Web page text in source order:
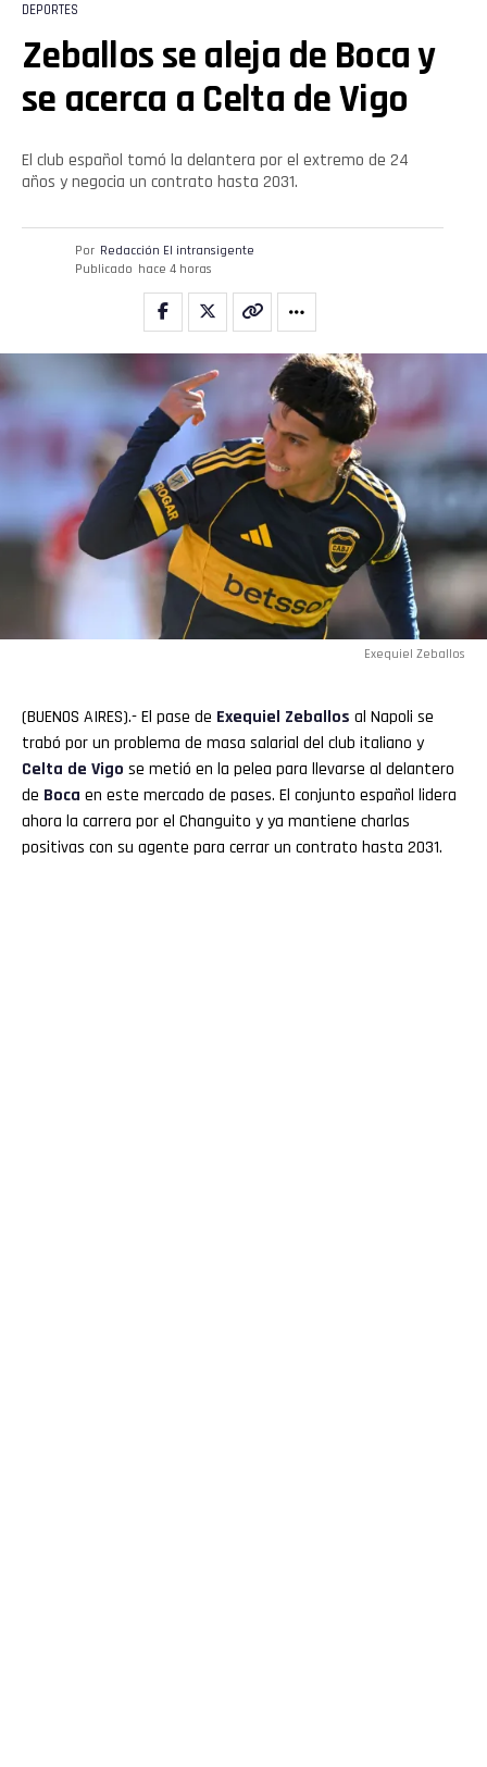
DEPORTES
Zeballos se aleja de Boca y
se acerca a Celta de Vigo
El club español tomó la delantera por el extremo de 24
años y negocia un contrato hasta 2031.
Por Redacción El intransigente
Publicado hace 4 horas
Exequiel Zeballos
(BUENOS AIRES).- El pase de Exequiel Zeballos al Napoli se
trabó por un problema de masa salarial del club italiano y
Celta de Vigo se metió en la pelea para llevarse al delantero
de Boca en este mercado de pases. El conjunto español lidera
ahora la carrera por el Changuito y ya mantiene charlas
positivas con su agente para cerrar un contrato hasta 2031.